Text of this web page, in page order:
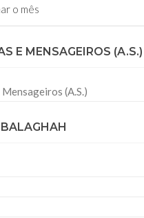
E MENSAGEIROS (A.S.)
(A.S.)